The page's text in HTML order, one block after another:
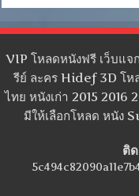
VIP โหลดหนังฟรี เว็บแ
รีย์ ละคร Hidef 3D โห
ไทย หนังเก่า 2015 2016
มีให้เลือกโหลด หนั
ติ